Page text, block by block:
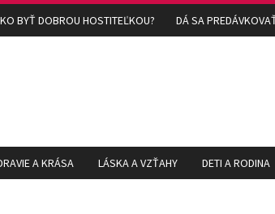
BYŤ DOBROU HOSTITEĽKOU? DÁ SA
A KRÁSA LÁSKA A VZŤAHY DETI A RODINA